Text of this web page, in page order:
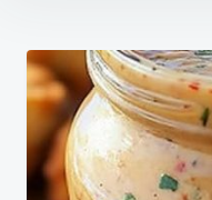
Post
navigation